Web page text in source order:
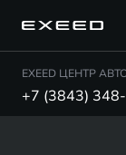
EXEED ЦЕНТР
+7 (3843)